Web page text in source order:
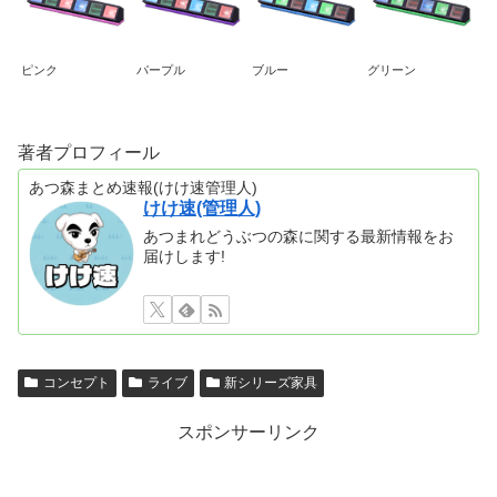
ピンク パープル ブルー グリーン
著者プロフィール
あつ森まとめ速報(けけ速管理人)
けけ速(管理人)
あつまれどうぶつの森に関する最新情報をお
届けします!
コンセプト ライブ 新シリーズ家具
スポンサーリンク